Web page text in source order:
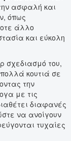
ασφαλή και
όπως
άλλο
και εύκολη
σχεδιασμό του,
κουτιά σε
την
με τις
διαφανές
να ανοίγουν
τυχαίες